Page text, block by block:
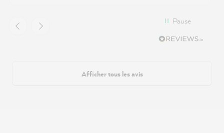
Pause
Afficher tous les avis